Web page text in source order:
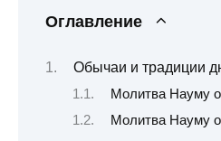
Оглавление
Обычаи и традиции
Молитва Науму
Молитва Науму